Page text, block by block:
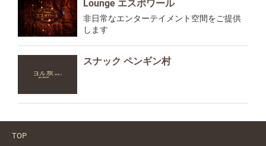
Lounge エスポワール
非日常なエンターテイメント空間をご提供
します
スナック ペンギン村
TOP